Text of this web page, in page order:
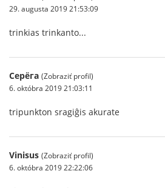
29. augusta 2019 21:53:09
trinkias trinkanto...
Серёга (Zobraziť profil)
6. októbra 2019 21:03:11
tripunkton sragiĝis akurate
Vinisus (Zobraziť profil)
6. októbra 2019 22:22:06